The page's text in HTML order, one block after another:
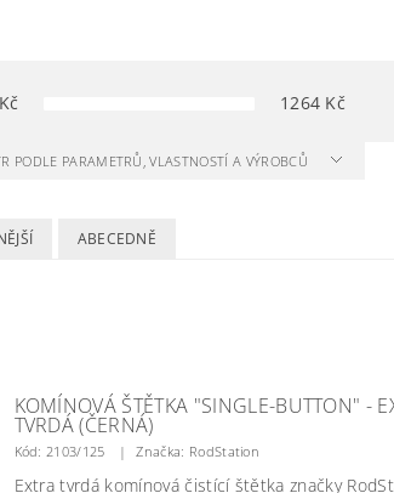
Kč 1264 Kč
PODLE PARAMETRŮ, VLASTNOSTÍ A VÝROBCŮ
ABECEDNĚ
KOMÍNOVÁ ŠTĚTKA "SINGLE-BUTTON" -
TVRDÁ (ČERNÁ)
Kód:2103/125 Značka: RodStation
Extra tvrdá komínová čistící štětka značky